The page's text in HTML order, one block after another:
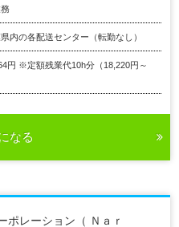
内の各配送センター（転勤なし）
円 ※定額残業代10h分（18,220円～
なる
ポレーション（ Ｎａｒ